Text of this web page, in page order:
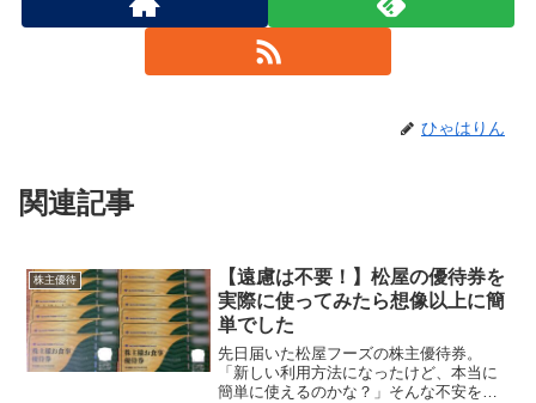
ひゃはりん
関連記事
株主優待
【遠慮は不要！】松屋の優待券を
実際に使ってみたら想像以上に簡
単でした
先日届いた松屋フーズの株主優待券。
「新しい利用方法になったけど、本当に
簡単に使えるのかな？」そんな不安を抱